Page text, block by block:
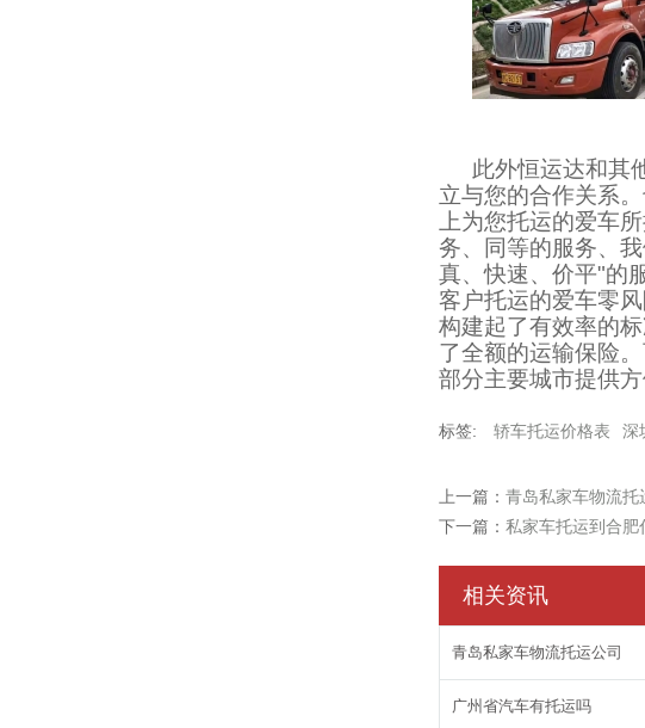
此外恒运达和其
立与您的合作关系
上为您托运的爱车
务、同等的服务、
真、快速、价平"的
客户托运的爱车零
构建起了有效率的
了全额的运输保险
部分主要城市提供
标签: 轿车托运价格表 深
上一篇： 青岛私家车物流托
下一篇： 私家车托运到合肥
相关资讯
青岛私家车物流托运公司
广州省汽车有托运吗